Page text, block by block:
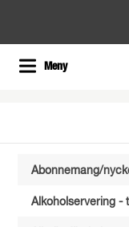
Meny
Abonnemang/
Alkoholservering -